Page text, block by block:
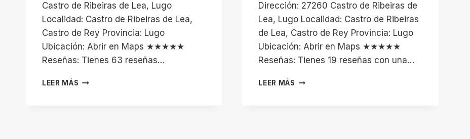
Castro de Ribeiras de Lea, Lugo
Localidad: Castro de Ribeiras de Lea,
Castro de Rey Provincia: Lugo
Ubicación: Abrir en Maps ★★★★★
Reseñas: Tienes 63 reseñas…
LEER MÁS CAMPO
Dirección: 27260 Castro de Ribeiras de
Lea, Lugo Localidad: Castro de Ribeiras
de Lea, Castro de Rey Provincia: Lugo
Ubicación: Abrir en Maps ★★★★★
Reseñas: Tienes 19 reseñas con una…
LEER MÁS ESTADIO